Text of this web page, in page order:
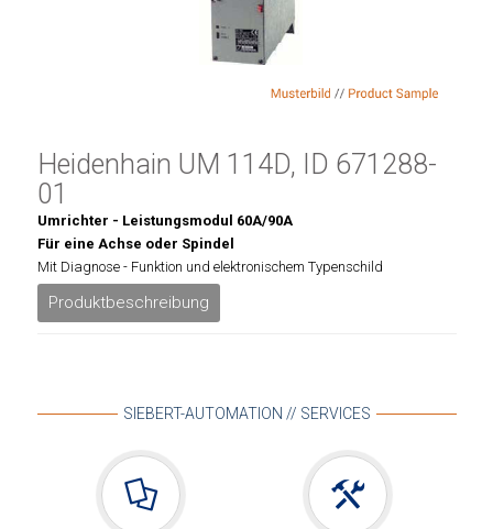
Heidenhain UM 114D, ID 671288-
01
Umrichter - Leistungsmodul 60A/90A
Für eine Achse oder Spindel
Mit Diagnose - Funktion und elektronischem Typenschild
Produktbeschreibung
SIEBERT-AUTOMATION // SERVICES